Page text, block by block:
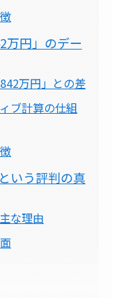
万円」のデー
万円」との差
ブ計算の仕組
いう評判の真
な理由